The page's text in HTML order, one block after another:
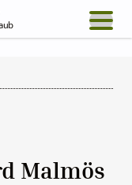
Malmös